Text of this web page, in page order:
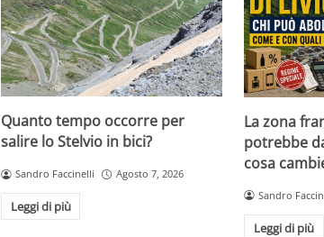
Quanto tempo occorre per
salire lo Stelvio in bici?
Sandro Faccinelli Agosto 7, 2026
Leggi di più
La zona
potrebbe
cosa
Sandro
Leggi di più